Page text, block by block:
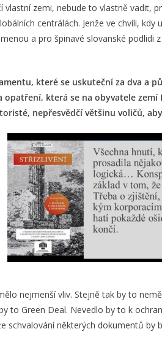
vlastní zemi, nebude to vlastně vadit,
centrálách. Jenže ve chvíli,
a pro špinavé slovanské podlidi
které se uskuteční za dva a
která se na obyvatele zemí
nepřesvědčí většinu voličů,
nejmenší vliv. Stejně tak by to
to Green Deal. Nevedlo by to k
schvalování některých dokumentů by